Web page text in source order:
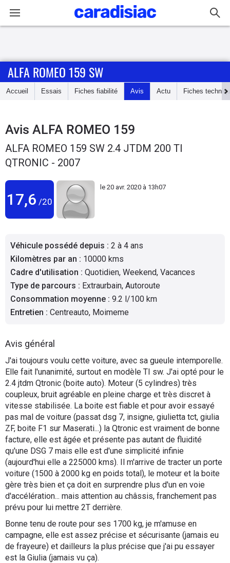
Accueil
Essais
Guide
d'achat
Utilitaires
Flottes
Auto
Services
Forum
Marques
ALFA ROMEO 159 SW
Accueil Essais Fiches fiabilité Avis Actu Fiches
Avis ALFA ROMEO 159
ALFA ROMEO 159 SW 2.4 JTDM 200 TI
QTRONIC - 2007
17,6 /20
le 20 avr. 2020 à 13h07
Véhicule possédé depuis : 2 à 4 ans
Kilomètres par an : 10000 kms
Cadre d'utilisation : Quotidien, Weekend, Vacances
Type de parcours : Extraurbain, Autoroute
Consommation moyenne : 9.2 l/100 km
Entretien : Centreauto, Moimeme
Avis général
J'ai toujours voulu cette voiture, avec sa gueule intemporelle.
Elle fait l'unanimité, surtout en modèle TI sw. J'ai opté pour le
2.4 jtdm Qtronic (boite auto). Moteur (5 cylindres) très
coupleux, bruit agréable en pleine charge et très discret à
vitesse stabilisée. La boite est fiable et pour avoir essayé
pas mal de voiture (passat dsg 7, insigne, giulietta tct, giulia
ZF, boite F1 sur Maserati...) la Qtronic est vraiment de bonne
facture, elle est âgée et présente pas autant de fluidité
qu'une DSG 7 mais elle est d'une simplicité infinie
(aujourd'hui elle a 225000 kms). Il m'arrive de tracter un porte
voiture (1500 à 2000 kg en poids total), le moteur et la boite
gère très bien et ça doit en surprendre plus d'un en voie
d'accélération... mais attention au châssis, franchement pas
prévu pour lui mettre 2T derrière.
Bonne tenu de route pour ses 1700 kg, je m'amuse en
campagne, elle est assez précise et sécurisante (jamais eu
de frayeure) et dailleurs la plus précise que j'ai pu essayer
est la Giulia (jamais vu ça).